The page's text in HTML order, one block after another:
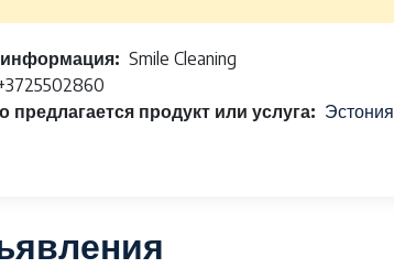
информация
Smile Cleaning
предлагается продукт или услуга
Эстония